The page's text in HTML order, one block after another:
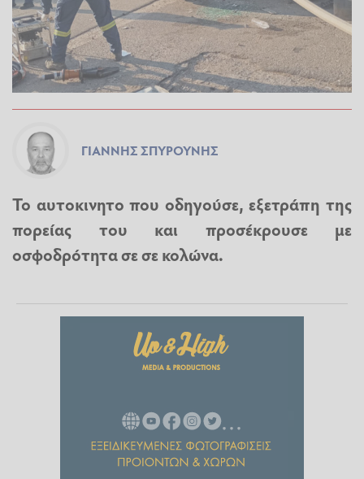
ΓΙΆΝΝΗΣ ΣΠΥΡΟΎΝΗΣ
Το αυτοκινητο που οδηγούσε, εξετράπη της
πορείας του και προσέκρουσε με
οσφοδρότητα σε σε κολώνα.